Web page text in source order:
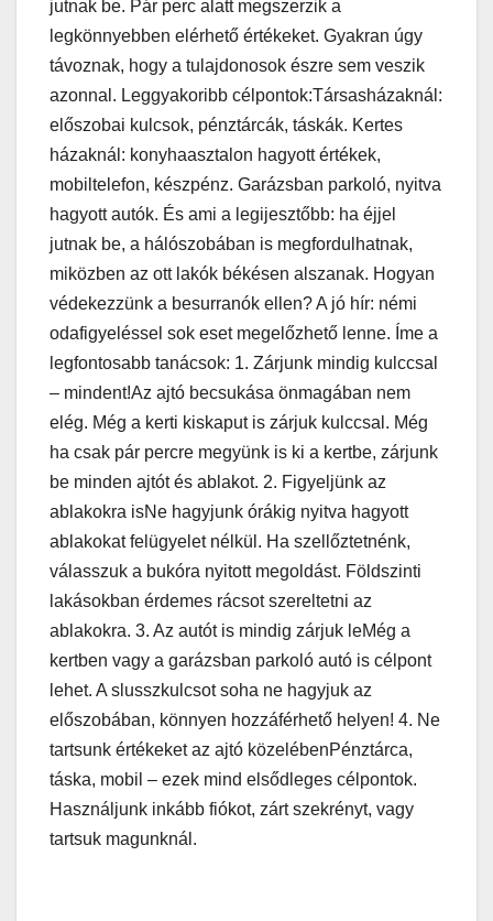
jutnak be. Pár perc alatt megszerzik a
legkönnyebben elérhető értékeket. Gyakran úgy
távoznak, hogy a tulajdonosok észre sem veszik
azonnal. Leggyakoribb célpontok:Társasházaknál:
előszobai kulcsok, pénztárcák, táskák. Kertes
házaknál: konyhaasztalon hagyott értékek,
mobiltelefon, készpénz. Garázsban parkoló, nyitva
hagyott autók. És ami a legijesztőbb: ha éjjel
jutnak be, a hálószobában is megfordulhatnak,
miközben az ott lakók békésen alszanak. Hogyan
védekezzünk a besurranók ellen? A jó hír: némi
odafigyeléssel sok eset megelőzhető lenne. Íme a
legfontosabb tanácsok: 1. Zárjunk mindig kulccsal
– mindent!Az ajtó becsukása önmagában nem
elég. Még a kerti kiskaput is zárjuk kulccsal. Még
ha csak pár percre megyünk is ki a kertbe, zárjunk
be minden ajtót és ablakot. 2. Figyeljünk az
ablakokra isNe hagyjunk órákig nyitva hagyott
ablakokat felügyelet nélkül. Ha szellőztetnénk,
válasszuk a bukóra nyitott megoldást. Földszinti
lakásokban érdemes rácsot szereltetni az
ablakokra. 3. Az autót is mindig zárjuk leMég a
kertben vagy a garázsban parkoló autó is célpont
lehet. A slusszkulcsot soha ne hagyjuk az
előszobában, könnyen hozzáférhető helyen! 4. Ne
tartsunk értékeket az ajtó közelébenPénztárca,
táska, mobil – ezek mind elsődleges célpontok.
Használjunk inkább fiókot, zárt szekrényt, vagy
tartsuk magunknál.